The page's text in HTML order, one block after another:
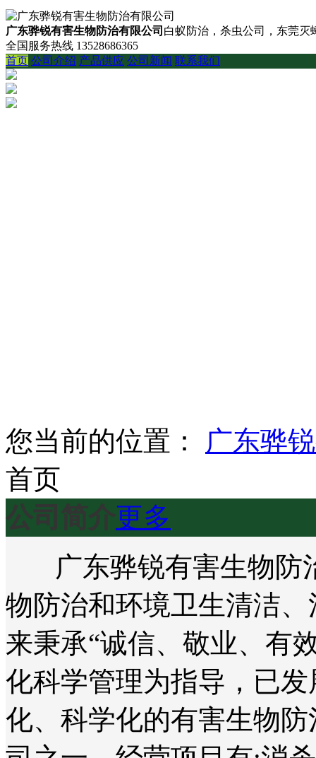
广东骅锐有害生物防治有限公司 白蚁防治，杀虫公司，东莞灭
全国服务热线 13528686365
首页 公司介绍 产品供应 公司新闻 联系我们
您当前的位置：
广东骅
首页
公司简介更多
广东骅锐有害生物防
物防治和环境卫生清洁
来秉承“诚信、敬业、有
化科学管理为指导，已
化、科学化的有害生物